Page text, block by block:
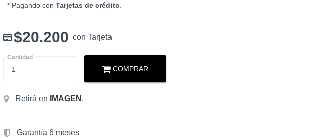
* Pagando con Tarjetas de crédito
$20.200 con Tarjeta
Cantidad
COMPRAR
Retirá en IMAGEN .
Garantía 6 meses